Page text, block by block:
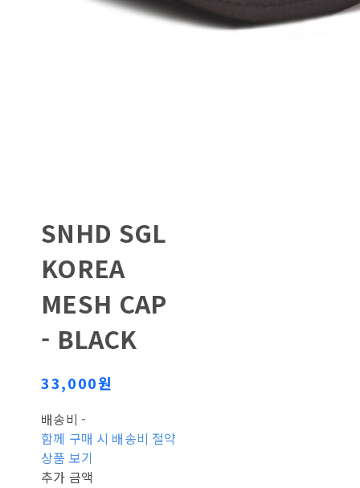
SNHD SGL
KOREA
MESH CAP
- BLACK
33,000원
배송비 -
함께 구매 시 배송비 절약
상품 보기
추가 금액